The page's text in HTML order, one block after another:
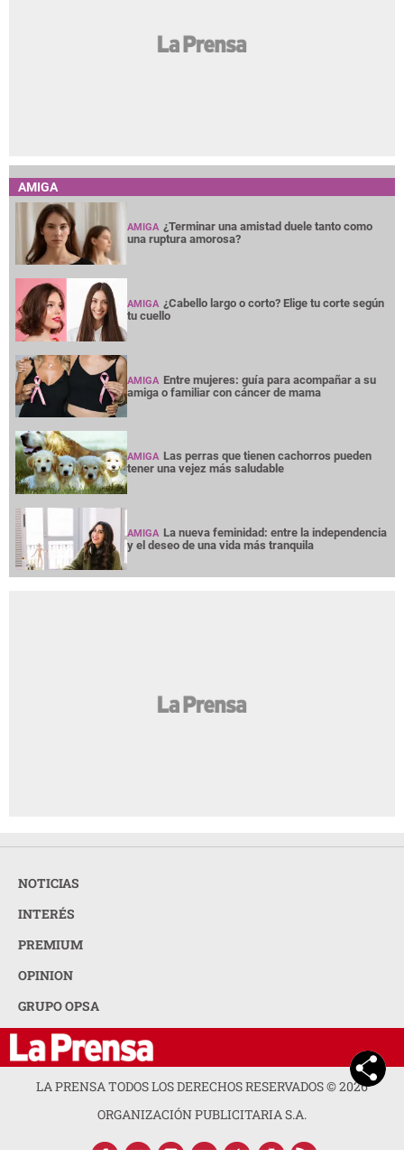
AMIGA
AMIGA ¿Terminar una amistad duele tanto como
una ruptura amorosa?
AMIGA ¿Cabello largo o corto? Elige tu corte según
tu cuello
AMIGA Entre mujeres: guía para acompañar a su
amiga o familiar con cáncer de mama
AMIGA Las perras que tienen cachorros pueden
tener una vejez más saludable
AMIGA La nueva feminidad: entre la independencia
y el deseo de una vida más tranquila
NOTICIAS
INTERÉS
PREMIUM
OPINION
GRUPO OPSA
LA PRENSA TODOS LOS DERECHOS RESERVADOS ©2026
ORGANIZACIÓN PUBLICITARIA S.A.